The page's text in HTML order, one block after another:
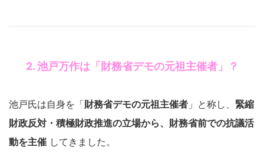
2. 池戸万作は「財務省デモの元祖主催者」？
池戸氏は自身を「財務省デモの元祖主催者 」と称し、 緊縮
財政反対・積極財政推進の立場から、財務省前での抗議活
動を主催 してきました。